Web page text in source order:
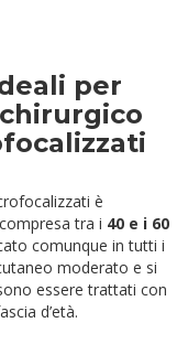
per
è
tra i 40 e i 60
comunque in tutti i
moderato e si
essere trattati con
d’età.